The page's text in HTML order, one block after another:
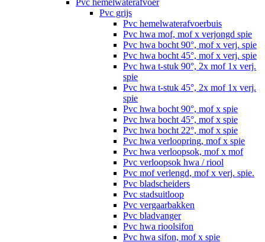
Pvc hemelwaterafvoer
Pvc grijs
Pvc hemelwaterafvoerbuis
Pvc hwa mof, mof x verjongd spie
Pvc hwa bocht 90°, mof x verj. spie
Pvc hwa bocht 45°, mof x verj. spie
Pvc hwa t-stuk 90°, 2x mof 1x verj.
spie
Pvc hwa t-stuk 45°, 2x mof 1x verj.
spie
Pvc hwa bocht 90°, mof x spie
Pvc hwa bocht 45°, mof x spie
Pvc hwa bocht 22°, mof x spie
Pvc hwa verloopring, mof x spie
Pvc hwa verloopsok, mof x mof
Pvc verloopsok hwa / riool
Pvc mof verlengd, mof x verj. spie.
Pvc bladscheiders
Pvc stadsuitloop
Pvc vergaarbakken
Pvc bladvanger
Pvc hwa rioolsifon
Pvc hwa sifon, mof x spie